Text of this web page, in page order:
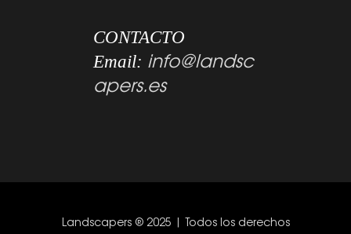
CONTACTO
Email: info@landsc
apers.es
Landscapers ® 2025 | Todos los derechos